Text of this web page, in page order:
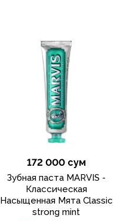
172 000 сум
Зубная паста MARVIS -
Классическая
Насыщенная Мята Classic
strong mint